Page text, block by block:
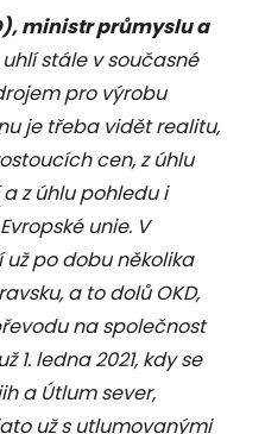
ministr průmyslu a
stále v současné
pro výrobu
je třeba vidět realitu,
cen, z úhlu
z úhlu pohledu i
unie. V
po dobu několika
a to dolů OKD,
na společnost
1. ledna 2021, kdy se
a Útlum sever,
už s utlumovanými